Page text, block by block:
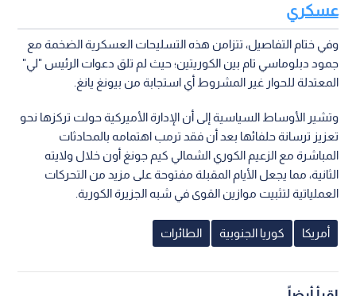
عسكري
وفي ختام التفاصيل، تتزامن هذه التسليحات العسكرية الضخمة مع
جمود دبلوماسي تام بين الكوريتين؛ حيث لم تلق دعوات الرئيس "لي"
المعتدلة للحوار غير المشروط أي استجابة من بيونغ يانغ.
وتشير الأوساط السياسية إلى أن الإدارة الأميركية حولت تركزها نحو
تعزيز ترسانة حلفائها بعد أن فقد ترمب اهتمامه بالمحادثات
المباشرة مع الزعيم الكوري الشمالي كيم جونغ أون خلال ولايته
الثانية، مما يجعل الأيام المقبلة مفتوحة على مزيد من التحركات
العملياتية لتثبيت موازين القوى في شبه الجزيرة الكورية.
أمريكا كوريا الجنوبية الطائرات